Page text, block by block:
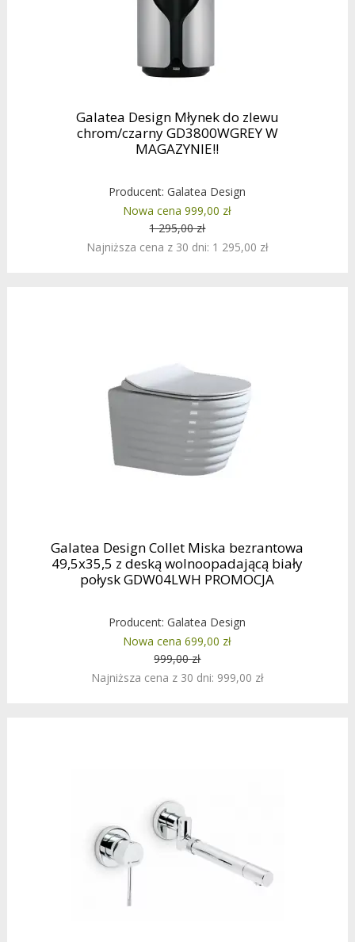
Galatea Design Młynek do zlewu
chrom/czarny GD3800WGREY W
MAGAZYNIE!!
Producent:Galatea Design
Nowa cena 999,00 zł
1 295,00 zł
Najniższa cena z 30 dni: 1 295,00 zł
Galatea Design Collet Miska bezrantowa
49,5x35,5 z deską wolnoopadającą biały
połysk GDW04LWH PROMOCJA
Producent:Galatea Design
Nowa cena 699,00 zł
999,00 zł
Najniższa cena z 30 dni: 999,00 zł